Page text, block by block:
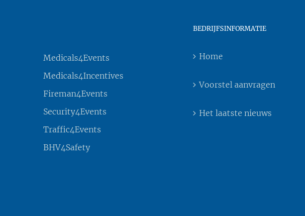
Medicals4Events
Medicals4Incentives
Fireman4Events
Security4Events
Traffic4Events
BHV4Safety
BEDRIJFSINFORMATIE
Home
Voorstel aanvragen
Het laatste nieuws